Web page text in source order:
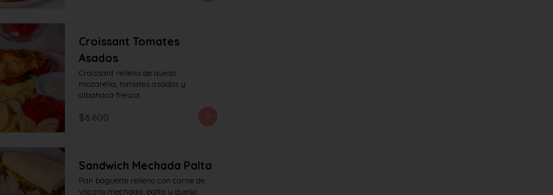
Croissant Tomates
Asados
Croissant relleno de queso
mozarella, tomates asados y
albahaca fresca.
$6.600
Sandwich Mechada Palta
Pan baguette relleno con carne de
vacuno mechada, palta y queso